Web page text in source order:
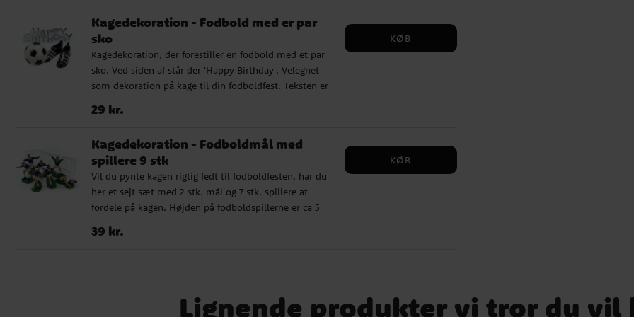
farvestoffer: E102, E122, E133, E151 (E102 og E122 kan
have en negativ effekt på børns adfærd og
koncentration). Fortykningsmiddel: maltodextrin,
fugtighedsbevarende middel: E422, emulgator: E433,
konserveringsmidler: E202, E330, sødestoffer: E955,
E965. Fri for gluten, laktose, mælkeprotein og E171.
Kagedekoration - Fodbold med er par
sko
Kagedekoration, der forestiller en fodbold med et par
sko. Ved siden af står der 'Happy Birthday'. Velegnet
som dekoration på kage til din fodboldfest. Teksten er
diameter, og skoene er omkring 4 cm lange.
Pris :29 kr.
29 kr.
KØB
Kagedekoration - Fodboldmål med
spillere 9 stk
Vil du pynte kagen rigtig fedt til fodboldfesten, har du
her et sejt sæt med 2 stk. mål og 7 stk. spillere at
fordele på kagen. Højden på fodboldspillerne er ca 5
Pris :39 kr.
39 kr.
KØB
Lignende produkter vi tror du vil